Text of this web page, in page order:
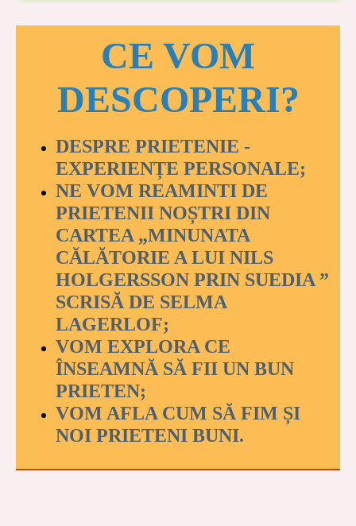
CE VOM
DESCOPERI?
DESPRE PRIETENIE -
EXPERIENȚE PERSONALE;
NE VOM REAMINTI DE
PRIETENII NOȘTRI DIN
CARTEA „MINUNATA
CĂLĂTORIE A LUI NILS
HOLGERSSON PRIN SUEDIA ”
SCRISĂ DE SELMA
LAGERLOF;
VOM EXPLORA CE
ÎNSEAMNĂ SĂ FII UN BUN
PRIETEN;
VOM AFLA CUM SĂ FIM ȘI
NOI PRIETENI BUNI.